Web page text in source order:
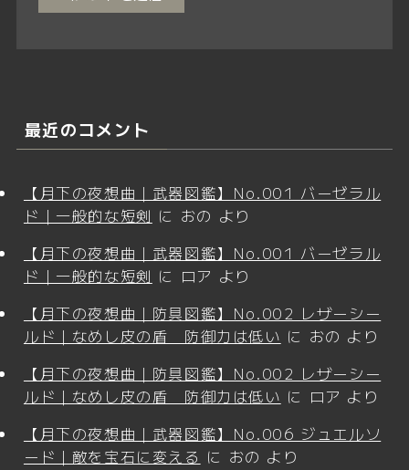
最近のコメント
【月下の夜想曲｜武器図鑑】No.001 バーゼラル
ド｜一般的な短剣 に おの より
【月下の夜想曲｜武器図鑑】No.001 バーゼラル
ド｜一般的な短剣 に ロア より
【月下の夜想曲｜防具図鑑】No.002 レザーシー
ルド｜なめし皮の盾 防御力は低い に おの より
【月下の夜想曲｜防具図鑑】No.002 レザーシー
ルド｜なめし皮の盾 防御力は低い に ロア より
【月下の夜想曲｜武器図鑑】No.006 ジュエルソ
ード｜敵を宝石に変える に おの より